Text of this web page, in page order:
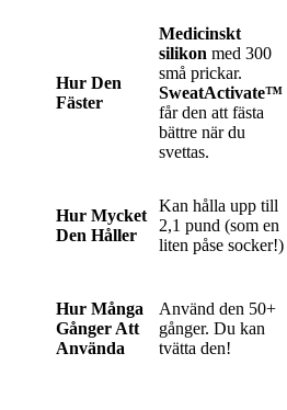
Hur Den
Fäster
Medicinskt
silikon med 300
små prickar.
SweatActivate™
får den att fästa
bättre när du
svettas.
Hur Mycket
Den Håller
Kan hålla upp till
2,1 pund (som en
liten påse socker!)
Hur Många
Gånger Att
Använda
Använd den 50+
gånger. Du kan
tvätta den!